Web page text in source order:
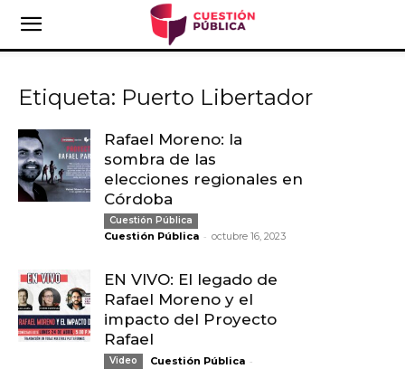
Etiqueta: Puerto Libertador
Rafael Moreno: la
sombra de las
elecciones regionales en
Córdoba
Cuestión Pública
Cuestión Pública - octubre 16, 2023
EN VIVO: El legado de
Rafael Moreno y el
impacto del Proyecto
Rafael
Video Cuestión Pública -